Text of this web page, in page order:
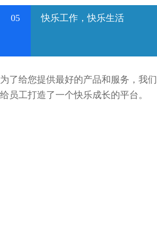
05 快乐工作，快乐生活
为了给您提供最好的产品和服务，我们
给员工打造了一个快乐成长的平台。